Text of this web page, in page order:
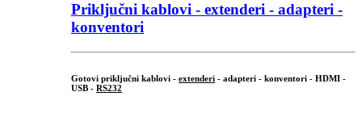
Priključni kablovi - extenderi - adapteri -
konventori
Gotovi priključni kablovi - extenderi - adapteri - konventori - HDMI -
USB - RS232